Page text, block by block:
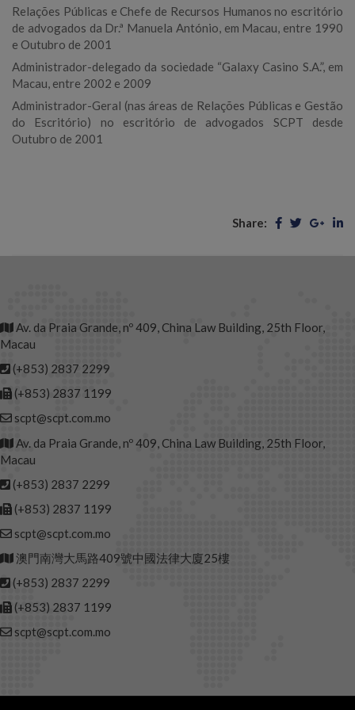
Relações Públicas e Chefe de Recursos Humanos no escritório
de advogados da Dr.ª Manuela António, em Macau, entre 1990
e Outubro de 2001
Administrador-delegado da sociedade “Galaxy Casino S.A.”, em
Macau, entre 2002 e 2009
Administrador-Geral (nas áreas de Relações Públicas e Gestão
do Escritório) no escritório de advogados SCPT desde
Outubro de 2001
Share:
Av. da Praia Grande, nº 409, China Law Building, 25th Floor,
Macau
(+853) 2837 2299
(+853) 2837 1199
scpt@scpt.com.mo
Av. da Praia Grande, nº 409, China Law Building, 25th Floor,
Macau
(+853) 2837 2299
(+853) 2837 1199
scpt@scpt.com.mo
澳門南灣大馬路409號中國法律大廈25樓
(+853) 2837 2299
(+853) 2837 1199
scpt@scpt.com.mo